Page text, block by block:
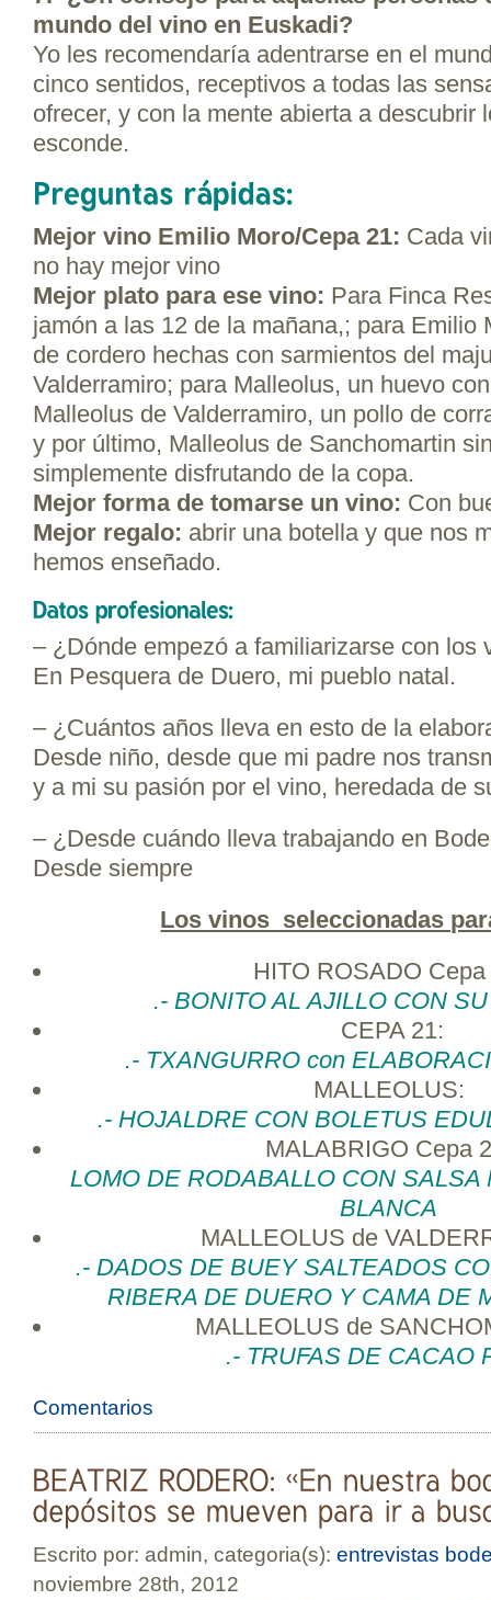
mundo del vino en Euskadi?
Yo les recomendaría adentrarse en el
cinco sentidos, receptivos a todas las
ofrecer, y con la mente abierta a descubrir
esconde.
Mejor vino Emilio Moro/Cepa 21: Cada
no hay mejor vino
Mejor plato para ese vino: Para Finca
jamón a las 12 de la mañana,; para Emilio
de cordero hechas con sarmientos del
Valderramiro; para Malleolus, un huevo
Malleolus de Valderramiro, un pollo de
y por último, Malleolus de Sanchomartin
simplemente disfrutando de la copa.
Mejor forma de tomarse un vino: Con
Mejor regalo: abrir una botella y que nos
hemos enseñado.
– ¿Dónde empezó a familiarizarse con los
En Pesquera de Duero, mi pueblo natal.
– ¿Cuántos años lleva en esto de la
Desde niño, desde que mi padre nos
y a mi su pasión por el vino, heredada de
– ¿Desde cuándo lleva trabajando en
Desde siempre
Los vinos seleccionadas
HITO ROSADO Cepa
.- BONITO AL AJILLO CON
CEPA 21:
.- TXANGURRO con
MALLEOLUS:
.- HOJALDRE CON BOLETUS
MALABRIGO Cepa
LOMO DE RODABALLO CON SALSA
BLANCA
MALLEOLUS de
.- DADOS DE BUEY SALTEADOS
RIBERA DE DUERO Y CAMA DE
MALLEOLUS de
.- TRUFAS DE CACAO
Comentarios
Escrito por: admin, categoria(s): entrevistas
noviembre 28th, 2012